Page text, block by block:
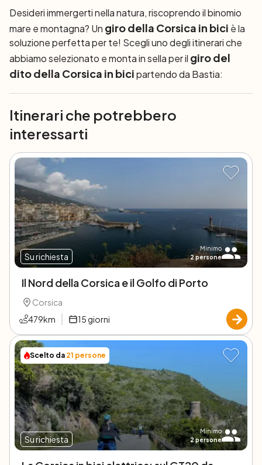
Desideri immergerti nella natura, riscoprendo il binomio
mare e montagna? Un giro della Corsica in bici è la
soluzione perfetta per te! Scegli uno degli itinerari che
abbiamo selezionato e monta in sella per il giro del
dito della Corsica in bicipartendo da Bastia:
Itinerari che potrebbero
interessarti
Su richiesta
Minimo
2persone
Il Nord della Corsica e il Golfo di Porto
Corsica
479km 15giorni
Scelto da 21 persone
Su richiesta
Minimo
2persone